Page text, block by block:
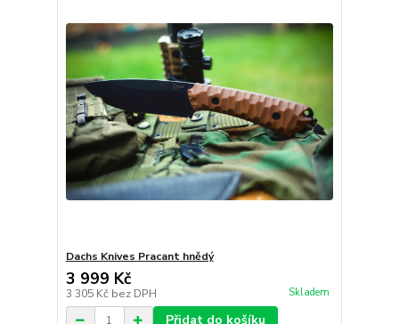
Dachs Knives Pracant hnědý
3 999 Kč
3 305 Kč bez DPH Skladem
Přidat do košíku